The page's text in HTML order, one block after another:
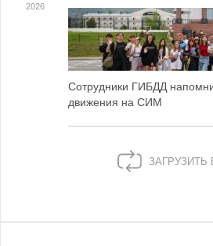
2026
Сотрудники ГИБДД
движения на СИМ
ЗАГРУЗИТЬ